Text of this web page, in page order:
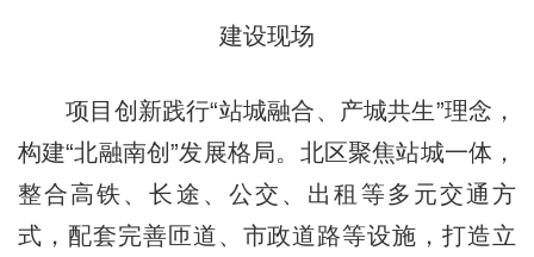
建设现场
项目创新践行“站城融合、产城共生”理念，
构建“北融南创”发展格局。北区聚焦站城一体，
整合高铁、长途、公交、出租等多元交通方
式，配套完善匝道、市政道路等设施，打造立